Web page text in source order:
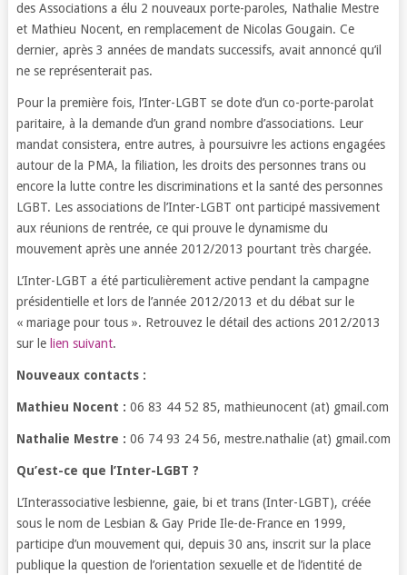
des Associations a élu 2 nouveaux porte-paroles, Nathalie Mestre
et Mathieu Nocent, en remplacement de Nicolas Gougain. Ce
dernier, après 3 années de mandats successifs, avait annoncé qu’il
ne se représenterait pas.
Pour la première fois, l’Inter-LGBT se dote d’un co-porte-parolat
paritaire, à la demande d’un grand nombre d’associations. Leur
mandat consistera, entre autres, à poursuivre les actions engagées
autour de la PMA, la filiation, les droits des personnes trans ou
encore la lutte contre les discriminations et la santé des personnes
LGBT. Les associations de l’Inter-LGBT ont participé massivement
aux réunions de rentrée, ce qui prouve le dynamisme du
mouvement après une année 2012/2013 pourtant très chargée.
L’Inter-LGBT a été particulièrement active pendant la campagne
présidentielle et lors de l’année 2012/2013 et du débat sur le
« mariage pour tous ». Retrouvez le détail des actions 2012/2013
sur le lien suivant.
Nouveaux contacts :
Mathieu Nocent : 06 83 44 52 85, mathieunocent (at) gmail.com
Nathalie Mestre : 06 74 93 24 56, mestre.nathalie (at) gmail.com
Qu’est-ce que l’Inter-LGBT ?
L’Interassociative lesbienne, gaie, bi et trans (Inter-LGBT), créée
sous le nom de Lesbian & Gay Pride Ile-de-France en 1999,
participe d’un mouvement qui, depuis 30 ans, inscrit sur la place
publique la question de l’orientation sexuelle et de l’identité de